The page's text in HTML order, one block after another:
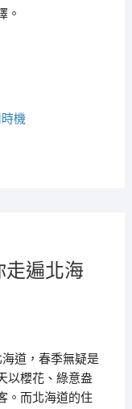
。
機
走遍北海
道，春季無疑是
以櫻花、綠意盎
。而北海道的住